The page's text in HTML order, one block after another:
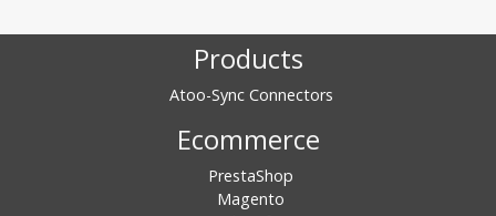
Products
Atoo-Sync Connectors
Ecommerce
PrestaShop
Magento